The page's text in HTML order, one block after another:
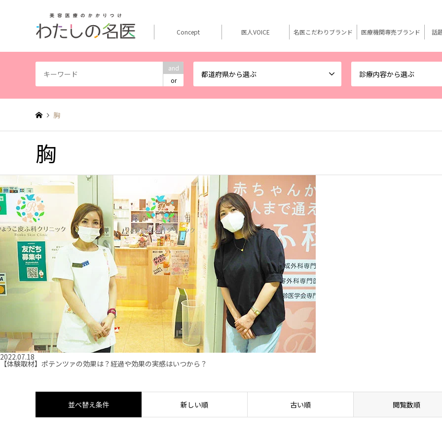
and
or
都道府県から選ぶ 診療内容から選ぶ
Concept 医人VOICE 名医こだわりブランド 医療機関専売ブランド 話
胸
胸
2022.07.18
【体験取材】ポテンツァの効果は？経過や効果の実感はいつから？
並べ替え条件 新しい順 古い順 閲覧数順